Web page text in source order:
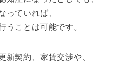
っていれば、
うことは可能です。
新契約、家賃交渉や、